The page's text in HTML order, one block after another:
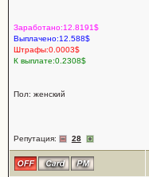
Заработано:12.8191$
Выплачено:12.588$
Штрафы:0.0003$
К выплате:0.2308$
Пол: женский
Репутация: 28